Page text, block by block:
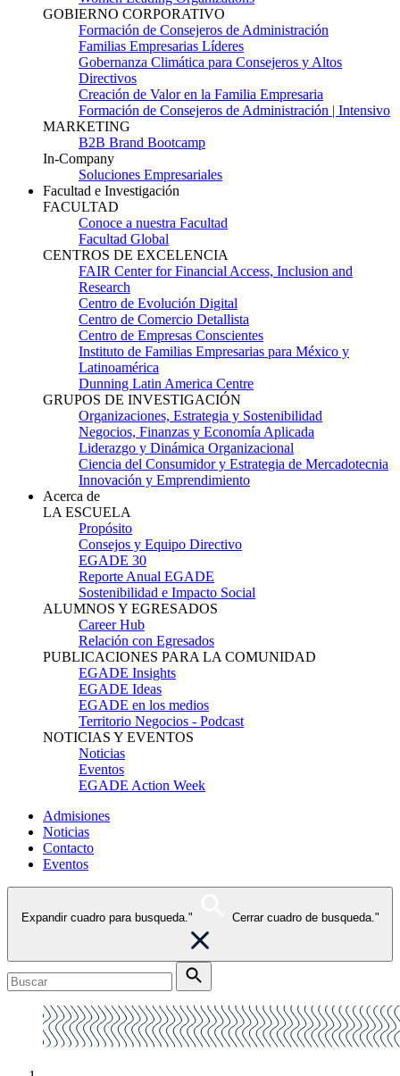
GOBIERNO CORPORATIVO
Formación de Consejeros de Administración
Familias Empresarias Líderes
Gobernanza Climática para Consejeros y Altos
Directivos
Creación de Valor en la Familia Empresaria
Formación de Consejeros de Administración | Intensivo
MARKETING
B2B Brand Bootcamp
In-Company
Soluciones Empresariales
Facultad e Investigación
FACULTAD
Conoce a nuestra Facultad
Facultad Global
CENTROS DE EXCELENCIA
FAIR Center for Financial Access, Inclusion and
Research
Centro de Evolución Digital
Centro de Comercio Detallista
Centro de Empresas Conscientes
Instituto de Familias Empresarias para México y
Latinoamérica
Dunning Latin America Centre
GRUPOS DE INVESTIGACIÓN
Organizaciones, Estrategia y Sostenibilidad
Negocios, Finanzas y Economía Aplicada
Liderazgo y Dinámica Organizacional
Ciencia del Consumidor y Estrategia de Mercadotecnia
Innovación y Emprendimiento
Acerca de
LA ESCUELA
Propósito
Consejos y Equipo Directivo
EGADE 30
Reporte Anual EGADE
Sostenibilidad e Impacto Social
ALUMNOS Y EGRESADOS
Career Hub
Relación con Egresados
PUBLICACIONES PARA LA COMUNIDAD
EGADE Insights
EGADE Ideas
EGADE en los medios
Territorio Negocios - Podcast
NOTICIAS Y EVENTOS
Noticias
Eventos
EGADE Action Week
Admisiones
Noticias
Contacto
Eventos
Expandir cuadro para busqueda." Cerrar cuadro de busqueda."